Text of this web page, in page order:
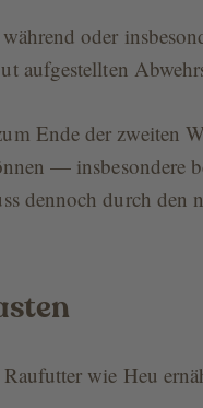
oder
aufgestellten
Ende der zweiten
— insbesondere
dennoch durch den
wie Heu